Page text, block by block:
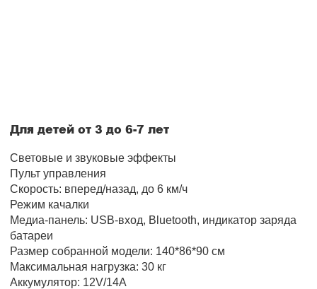
Для детей от 3 до 6-7 лет
Световые и звуковые эффекты
Пульт управления
Скорость: вперед/назад, до 6 км/ч
Режим качалки
Медиа-панель: USB-вход, Bluetooth, индикатор заряда
батареи
Размер собранной модели: 140*86*90 см
Максимальная нагрузка: 30 кг
Аккумулятор: 12V/14А